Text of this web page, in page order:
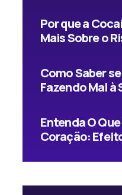
Por que a
Mais Sobre o
Como Saber
Fazendo Mal à
Entenda O
Coração: